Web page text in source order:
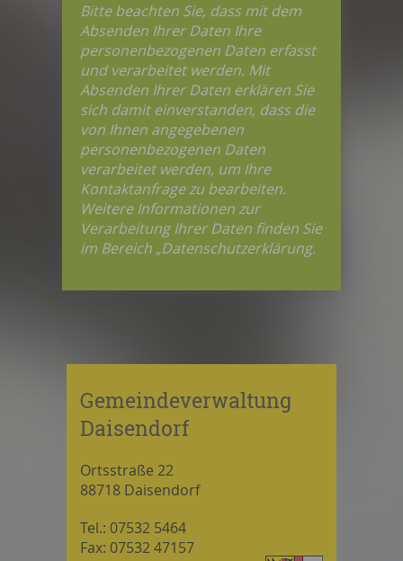
Bitte beachten Sie, dass mit dem
Absenden Ihrer Daten Ihre
personenbezogenen Daten erfasst
und verarbeitet werden. Mit
Absenden Ihrer Daten erklären Sie
sich damit einverstanden, dass die
von Ihnen angegebenen
personenbezogenen Daten
verarbeitet werden, um Ihre
Kontaktanfrage zu bearbeiten.
Weitere Informationen zur
Verarbeitung Ihrer Daten finden Sie
im Bereich „Datenschutzerklärung.
Gemeindeverwaltung
Daisendorf
Ortsstraße 22
88718 Daisendorf
Tel.: 07532 5464
Fax: 07532 47157